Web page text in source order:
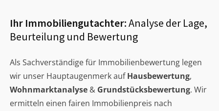
Ihr Immobiliengutachter:Analyse der Lage,
Beurteilung und Bewertung
Als Sachverständige für Immobilienbewertung legen
wir unser Hauptaugenmerk aufHausbewertung,
Wohnmarktanalyse & Grundstücksbewertung. Wir
ermitteln einen fairen Immobilienpreis nach